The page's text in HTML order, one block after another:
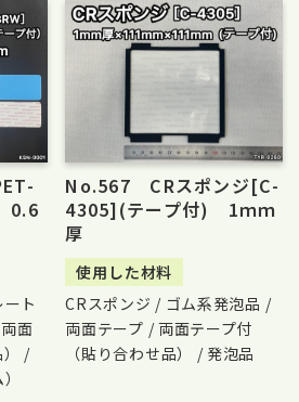
0.6
ト
面
） /
No.567 CRスポンジ[C-
4305](テープ付) 1ｍｍ
厚
使用した材料
CRスポンジ / ゴム系発泡品 /
両面テープ / 両面テープ付
（貼り合わせ品） / 発泡品